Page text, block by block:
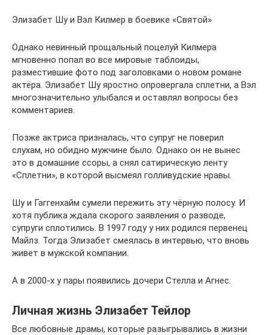
Элизабет Шу и Вэл Килмер в боевике «Святой»
Однако невинный прощальный поцелуй Килмера
мгновенно попал во все мировые таблоиды,
разместившие фото под заголовками о новом романе
актёра. Элизабет Шу яростно опровергала сплетни, а Вэл
многозначительно улыбался и оставлял вопросы без
комментариев.
Позже актриса призналась, что супруг не поверил
слухам, но обидно мужчине было. Однако он не вынес
это в домашние ссоры, а снял сатирическую ленту
«Сплетни», в которой высмеял голливудские нравы.
Шу и Гаггенхайм сумели пережить эту чёрную полосу. И
хотя публика ждала скорого заявления о разводе,
супруги сплотились. В 1997 году у них родился первенец
Майлз. Тогда Элизабет смеялась в интервью, что вновь
живет в мужской компании.
А в 2000-х у пары появились дочери Стелла и Агнес.
Личная жизнь Элизабет Тейлор
Все любовные драмы, которые разыгрывались в жизни